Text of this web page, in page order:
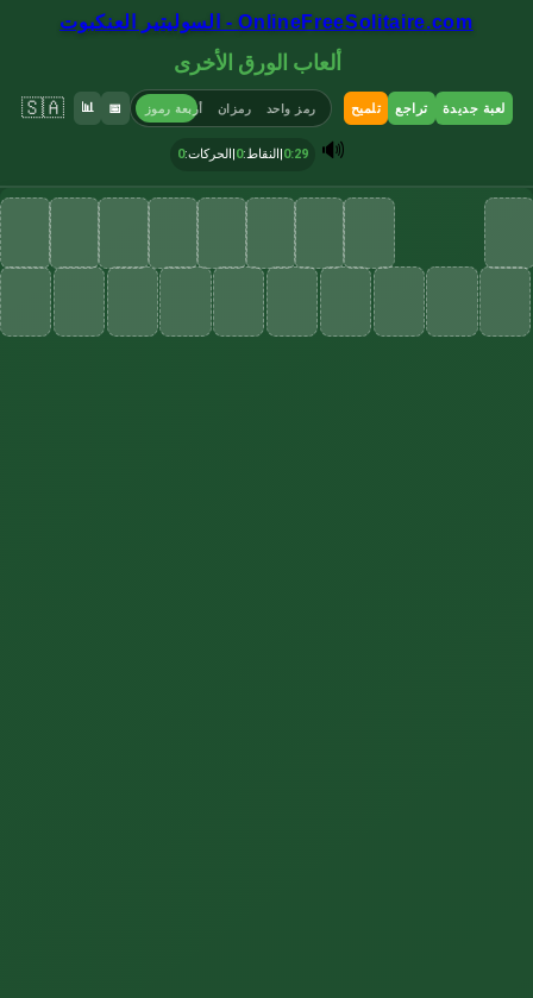
OnlineFreeSolitaire.com - السوليتير العنكبوت
لعبة جديدة تراجع تلميح رمز واحد رمزان أربعة رموز 📅
📊
ألعاب الورق الأخرى
🇸🇦
🔊
0:30
|النقاط:
0
|الحركات:
0